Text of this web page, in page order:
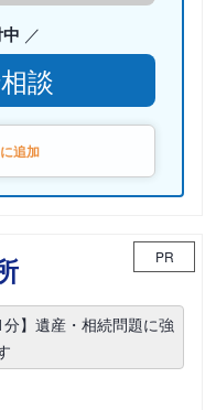
談
追加
PR
】遺産・相続問題に強